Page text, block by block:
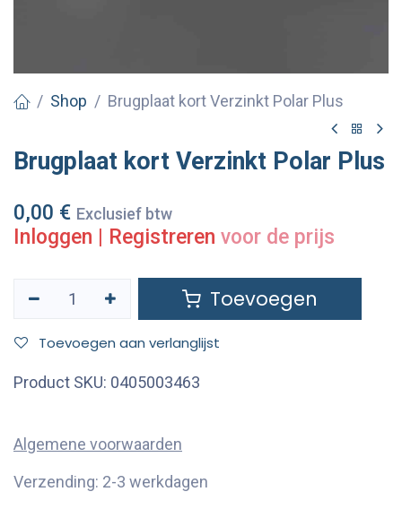
Shop Brugplaat kort Verzinkt Polar Plus
Brugplaat kort Verzinkt Polar Plus
0,00 € Exclusief btw
Inloggen Registreren voor de prijs
Toevoegen
Toevoegen aan verlanglijst
Product SKU: 0405003463
Algemene voorwaarden
Verzending: 2-3 werkdagen